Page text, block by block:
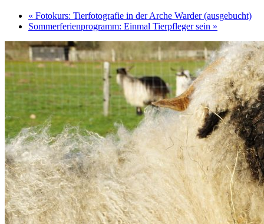
« Fotokurs: Tierfotografie in der Arche Warder (ausgebucht)
Sommerferienprogramm: Einmal Tierpfleger sein »